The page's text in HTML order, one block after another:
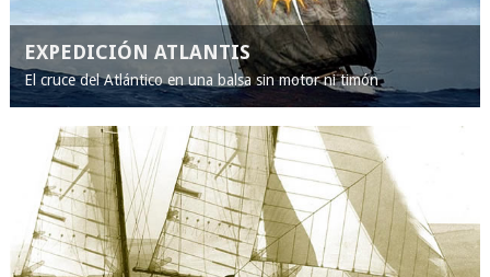
EXPEDICIÓN ATLANTIS
El cruce del Atlántico en una balsa sin motor ni timón